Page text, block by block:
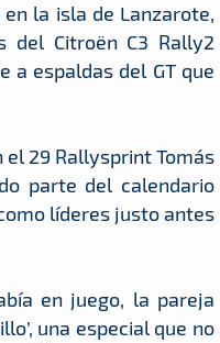
la isla de Lanzarote,
del Citroën C3 Rally2
a espaldas del GT que
29 Rallysprint Tomás
parte del calendario
líderes justo antes
en juego, la pareja
una especial que no